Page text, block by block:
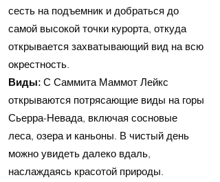
сесть на подъемник и добраться до
самой высокой точки курорта, откуда
открывается захватывающий вид на всю
окрестность.
Виды: С Саммита Маммот Лейкс
открываются потрясающие виды на горы
Сьерра-Невада, включая сосновые
леса, озера и каньоны. В чистый день
можно увидеть далеко вдаль,
наслаждаясь красотой природы.